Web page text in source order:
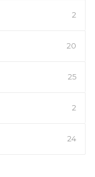
2
20
25
2
24